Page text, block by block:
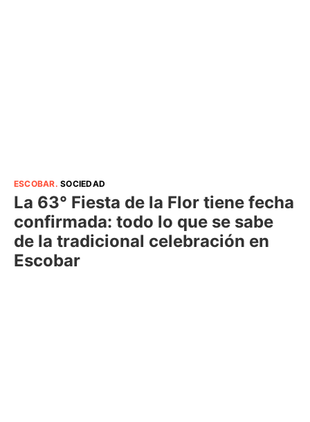
ESCOBAR.SOCIEDAD
La 63° Fiesta de la Flor tiene fecha
confirmada: todo lo que se sabe
de la tradicional celebración en
Escobar